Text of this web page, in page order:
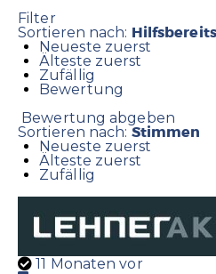
Filter
Sortieren nach:
Neueste zuerst
Älteste zuerst
Zufällig
Bewertung
Bewertung abgeben
Sortieren nach: Stimmen
Neueste zuerst
Älteste zuerst
Zufällig
11 Monaten vor